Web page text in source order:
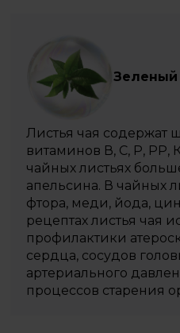
Зеленый
Листья чая содержат
витаминов В, С, Р, РР,
чайных листьях
апельсина. В чайных
фтора, меди, йода,
рецептах листья чая
профилактики
сердца, сосудов
артериального
процессов старения